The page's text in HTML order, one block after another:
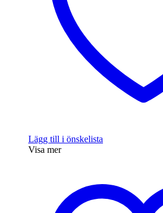
Lägg till i önskelista
Visa mer